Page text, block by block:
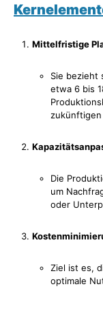
Mittelfristige
Sie bezieht
etwa 6 bis
Die
um
oder
Ziel ist es,
optimale